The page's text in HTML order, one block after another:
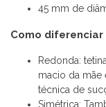
45 mm de
Como
Redonda:
macio da mãe
técnica de
Simétrica: